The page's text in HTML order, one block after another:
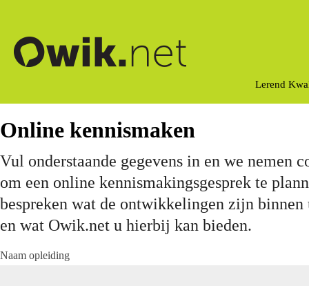
Lerend
Online kennismaken
Vul onderstaande gegevens in en we nemen
om een online kennismakingsgesprek te
bespreken wat de ontwikkelingen zijn
en wat Owik.net u hierbij kan bieden.
Naam opleiding